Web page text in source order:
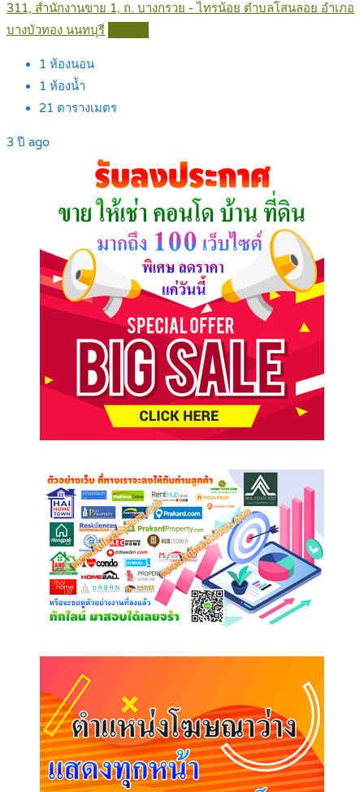
311, สำนักงานขาย 1, ถ. บางกรวย - ไทรน้อย ตำบลโสนลอย อำเภอ
บางบัวทอง นนทบุรี
1 ห้องนอน
1 ห้องน้ำ
21 ตารางเมตร
3 ปี ago